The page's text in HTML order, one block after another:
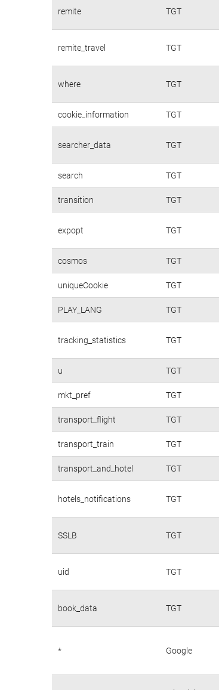
remite TGT
remite_travel TGT
where TGT
cookie_information TGT
searcher_data TGT
search TGT
transition TGT
expopt TGT
cosmos TGT
uniqueCookie TGT
PLAY_LANG TGT
tracking_statistics TGT
u TGT
mkt_pref TGT
transport_flight TGT
transport_train TGT
transport_and_hotel TGT
hotels_notifications TGT
SSLB TGT
uid TGT
book_data TGT
* Google